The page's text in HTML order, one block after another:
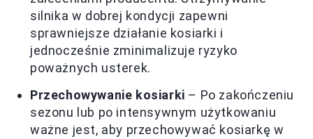
silnika w dobrej kondycji zapewni
sprawniejsze działanie kosiarki i
jednocześnie zminimalizuje ryzyko
poważnych usterek.
Przechowywanie kosiarki – Po zakończeniu
sezonu lub po intensywnym użytkowaniu
ważne jest, aby przechowywać kosiarkę w